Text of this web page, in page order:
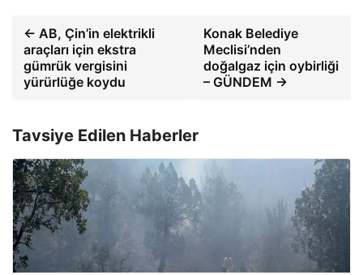
← AB, Çin’in elektrikli
araçları için ekstra
gümrük vergisini
yürürlüğe koydu
Konak Belediye
Meclisi’nden
doğalgaz için oybirliği
– GÜNDEM →
Tavsiye Edilen Haberler